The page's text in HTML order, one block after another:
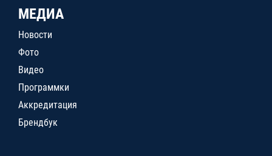
МЕДИА
Новости
Фото
Видео
Программки
Аккредитация
Брендбук